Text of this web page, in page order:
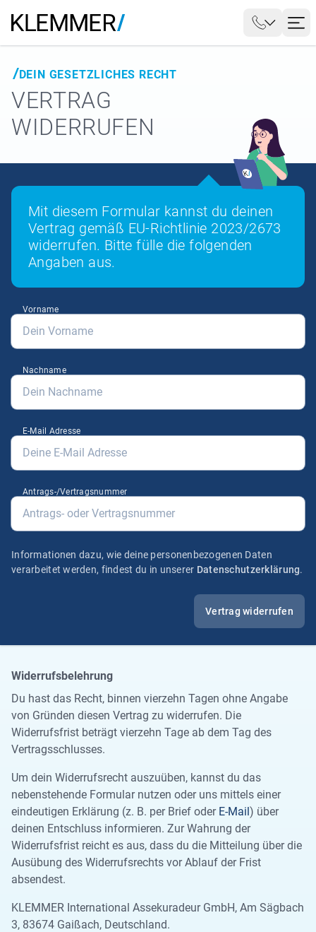
DEIN GESETZLICHES RECHT
VERTRAG
WIDERRUFEN
Mit diesem Formular kannst du deinen
Vertrag gemäß EU-Richtlinie 2023/2673
widerrufen. Bitte fülle die folgenden
Angaben aus.
Vorname
Nachname
E-Mail Adresse
Antrags-/Vertragsnummer
Informationen dazu, wie deine personenbezogenen Daten
verarbeitet werden, findest du in unserer Datenschutzerklärung.
Vertrag widerrufen
Widerrufsbelehrung
Du hast das Recht, binnen vierzehn Tagen ohne Angabe
von Gründen diesen Vertrag zu widerrufen. Die
Widerrufsfrist beträgt vierzehn Tage ab dem Tag des
Vertragsschlusses.
Um dein Widerrufsrecht auszuüben, kannst du das
nebenstehende Formular nutzen oder uns mittels einer
eindeutigen Erklärung (z. B. per Brief oder E-Mail) über
deinen Entschluss informieren. Zur Wahrung der
Widerrufsfrist reicht es aus, dass du die Mitteilung über die
Ausübung des Widerrufsrechts vor Ablauf der Frist
absendest.
KLEMMER International Assekuradeur GmbH, Am Sägbach
3, 83674 Gaißach, Deutschland.